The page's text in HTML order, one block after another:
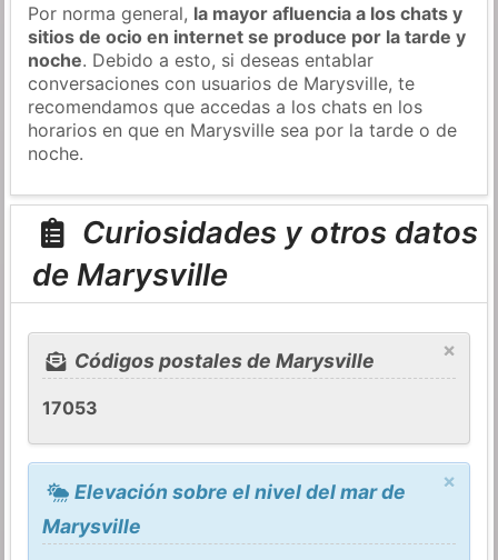
Por norma general, la mayor afluencia a los chats y
sitios de ocio en internet se produce por la tarde y
noche. Debido a esto, si deseas entablar
conversaciones con usuarios de Marysville, te
recomendamos que accedas a los chats en los
horarios en que en Marysville sea por la tarde o de
noche.
Curiosidades y otros datos
de Marysville
×
Códigos postales de Marysville
17053
×
Elevación sobre el nivel del mar de
Marysville